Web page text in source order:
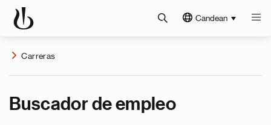
Candean
Carreras
Buscador de empleo